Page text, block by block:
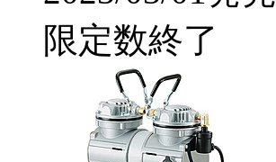
限定数終了